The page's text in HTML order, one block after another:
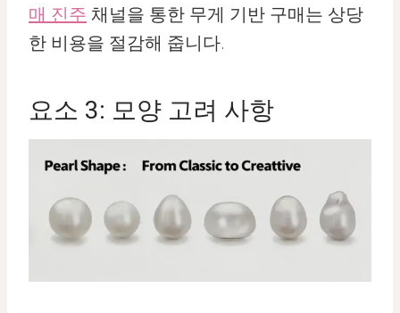
매 진주 채널을 통한 무게 기반 구매는 상당
한 비용을 절감해 줍니다.
요소 3: 모양 고려 사항